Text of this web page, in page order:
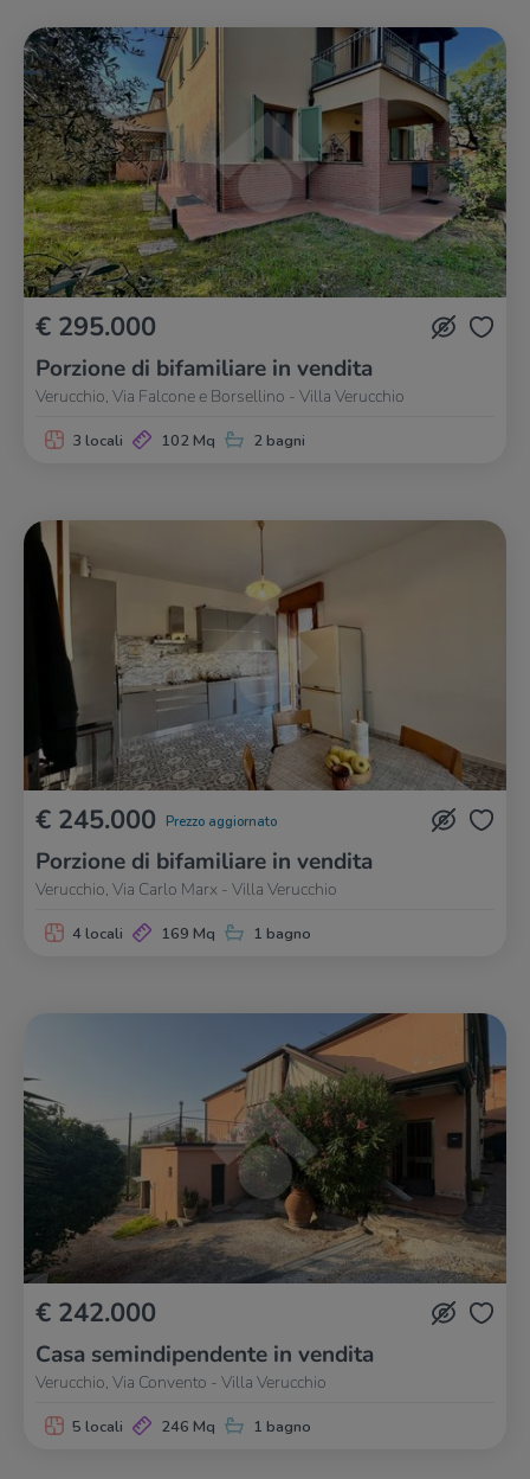
€ 295.000
Porzione di bifamiliare in vendita
Verucchio, Via Falcone e Borsellino - Villa Verucchio
3 locali 102 Mq 2 bagni
€ 245.000 Prezzo aggiornato
Porzione di bifamiliare in vendita
Verucchio, Via Carlo Marx - Villa Verucchio
4 locali 169 Mq 1 bagno
€ 242.000
Casa semindipendente in vendita
Verucchio, Via Convento - Villa Verucchio
5 locali 246 Mq 1 bagno